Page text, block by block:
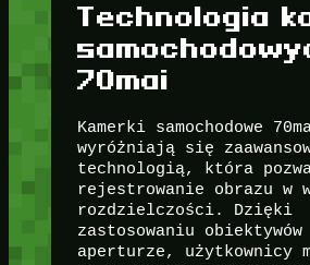
Technologia
70mai
Kamerki samochodowe
wyróżniają się
technologią, która
rejestrowanie obrazu w
rozdzielczości. Dzięki
zastosowaniu
aperturze, użytkownicy